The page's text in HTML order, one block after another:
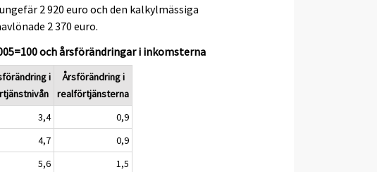
2 920 euro och den kalkylmässiga
2 370 euro.
och årsförändringar i inkomsterna
i
Årsförändring i
realförtjänsterna
3,4
0,9
4,7
0,9
5,6
1,5